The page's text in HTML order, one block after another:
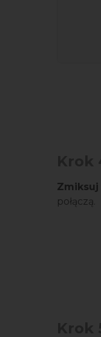
Zmiksuj
połączą.